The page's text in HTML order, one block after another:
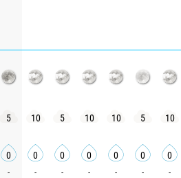
5 10 5 10 10 5 10
0 0 0 0 0 0 0
- - - - - - -